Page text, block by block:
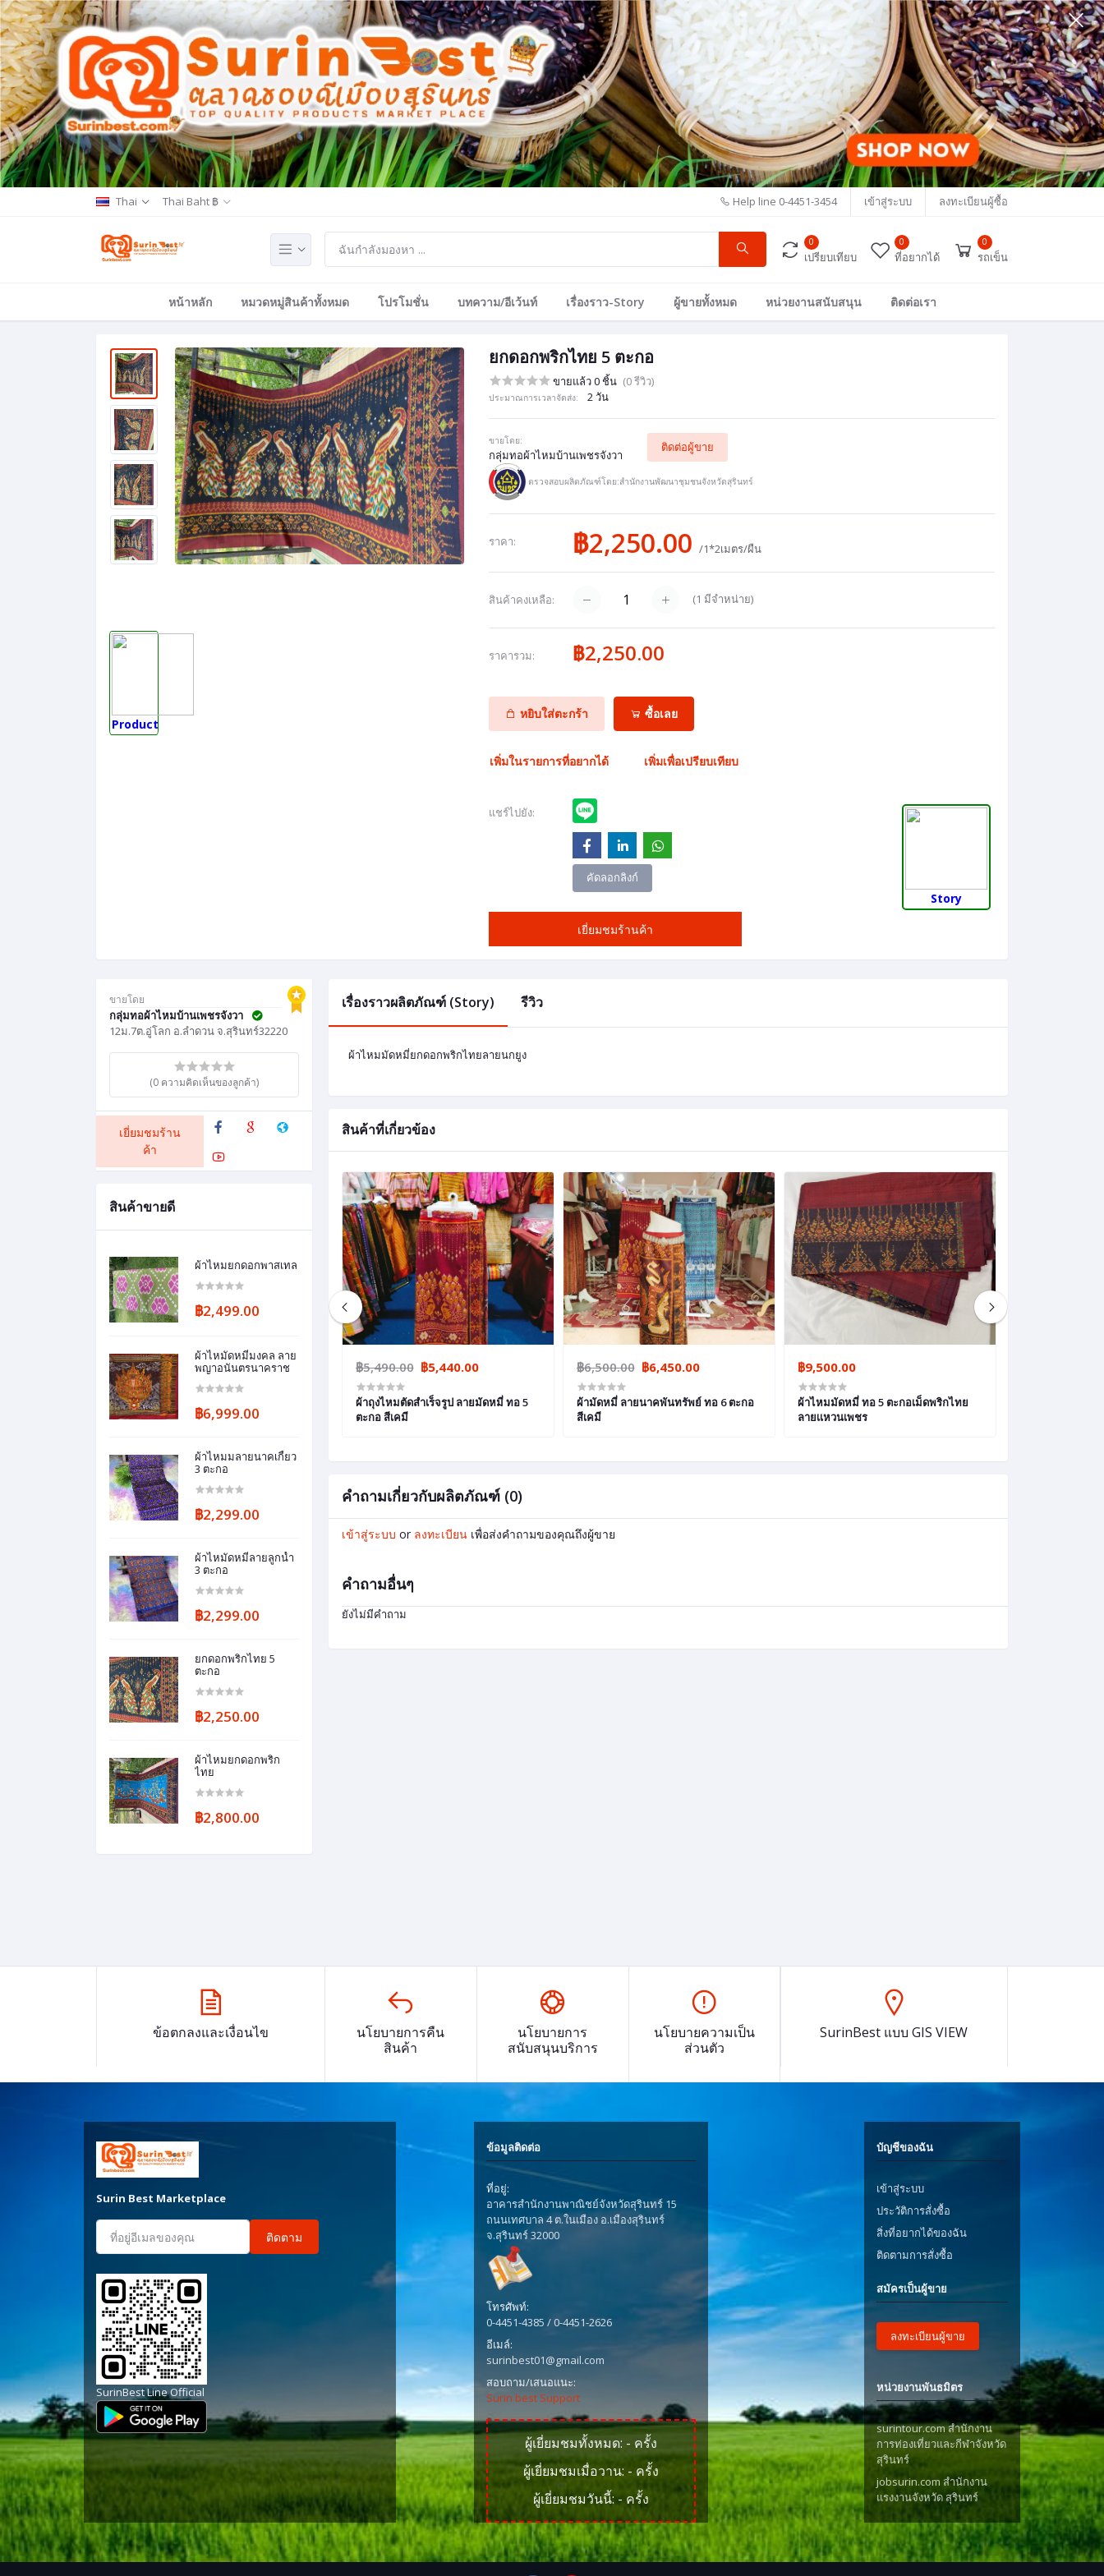
Thai Thai Baht ฿ Help line 0-4451-3454 เข้าสู่ระบบ ลงทะเบียนผู้ซื้อ
0
เปรียบเทียบ
0
ที่อยากได้
0
รถเข็น
หน้าหลัก หมวดหมู่สินค้าทั้งหมด โปรโมชั่น บทความ/อีเว้นท์ เรื่องราว-Story ผู้ขายทั้งหมด หน่วยงานสนับสนุน ติดต่อเรา
Product
ยกดอกพริกไทย 5 ตะกอ
ขายแล้ว 0 ชิ้น (0 รีวิว)
ประมาณการเวลาจัดส่ง: 2 วัน
ขายโดย:
กลุ่มทอผ้าไหมบ้านเพชรจังวา
ติดต่อผู้ขาย
ตรวจสอบผลิตภัณฑ์โดย:สำนักงานพัฒนาชุมชนจังหวัดสุรินทร์
ราคา: ฿2,250.00/1*2เมตร/ผืน
สินค้าคงเหลือ: (1 มีจำหน่าย)
ราคารวม: ฿2,250.00
หยิบใส่ตะกร้า ซื้อเลย
เพิ่มในรายการที่อยากได้ เพิ่มเพื่อเปรียบเทียบ
แชร์ไปยัง:
คัดลอกลิงก์
เยี่ยมชมร้านค้า
Story
ขายโดย
กลุ่มทอผ้าไหมบ้านเพชรจังวา
12ม.7ต.อู่โลก อ.ลำดวน จ.สุรินทร์32220
(0 ความคิดเห็นของลูกค้า)
เยี่ยมชมร้าน
ค้า
สินค้าขายดี
ผ้าไหมยกดอกพาสเทล
฿2,499.00
ผ้าไหมัดหมี่มงคล ลาย
พญาอนันตรนาคราช
฿6,999.00
ผ้าไหมมลายนาคเกี้ยว
3 ตะกอ
฿2,299.00
ผ้าไหมัดหมี่ลายลูกน้ำ
3 ตะกอ
฿2,299.00
ยกดอกพริกไทย 5
ตะกอ
฿2,250.00
ผ้าไหมยกดอกพริก
ไทย
฿2,800.00
เรื่องราวผลิตภัณฑ์ (Story) รีวิว
ผ้าไหมมัดหมี่ยกดอกพริกไทยลายนกยูง
สินค้าที่เกี่ยวข้อง
฿3,800.00
ผ้าไหมมัดหมี่ ลายกวาง สีธรรมชาติ ยอก
ดอกดอกเเก้ว ขนาด 1*2 เมตร 6 ตะกอ
฿5,490.00 ฿5,440.00
ผ้าถุงไหมตัดสำเร็จรูป ลายมัดหมี่ ทอ 5
ตะกอ สีเคมี
฿6,500.00 ฿6,450.00
ผ้ามัดหมี่ ลายนาคพันทรัพย์ ทอ 6 ตะกอ
สีเคมี
฿9,500.00
ผ้าไหมมัดหมี่ ทอ 5 ตะกอเม็ดพริกไทย
ลายเเหวนเพชร
คำถามเกี่ยวกับผลิตภัณฑ์ (0)
เข้าสู่ระบบ or ลงทะเบียน เพื่อส่งคำถามของคุณถึงผู้ขาย
คำถามอื่นๆ
ยังไม่มีคำถาม
ข้อตกลงและเงื่อนไข
นโยบายการคืน
สินค้า
นโยบายการ
สนับสนุนบริการ
นโยบายความเป็น
ส่วนตัว
SurinBest แบบ GIS VIEW
Surin Best Marketplace
ติดตาม
SurinBest Line Official
ข้อมูลติดต่อ
ที่อยู่:
อาคารสำนักงานพาณิชย์จังหวัดสุรินทร์ 15
ถนนเทศบาล 4 ต.ในเมือง อ.เมืองสุรินทร์
จ.สุรินทร์ 32000
โทรศัพท์:
0-4451-4385 / 0-4451-2626
อีเมล์:
surinbest01@gmail.com
สอบถาม/เสนอแนะ:
Surin best Support
ผู้เยี่ยมชมทั้งหมด: - ครั้ง
ผู้เยี่ยมชมเมื่อวาน: -ครั้ง
ผู้เยี่ยมชมวันนี้: - ครั้ง
บัญชีของฉัน
เข้าสู่ระบบ
ประวัติการสั่งซื้อ
สิ่งที่อยากได้ของฉัน
ติดตามการสั่งซื้อ
สมัครเป็นผู้ขาย
ลงทะเบียนผู้ขาย
หน่วยงานพันธมิตร
surintour.com สำนักงาน
การท่องเที่ยวและกีฬาจังหวัด
สุรินทร์
jobsurin.com สำนักงาน
แรงงานจังหวัด สุรินทร์